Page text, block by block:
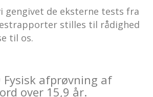
gengivet de eksterne tests fra
stilles til rådighed
til os.
Fysisk afprøvning af
over 15,9 år.